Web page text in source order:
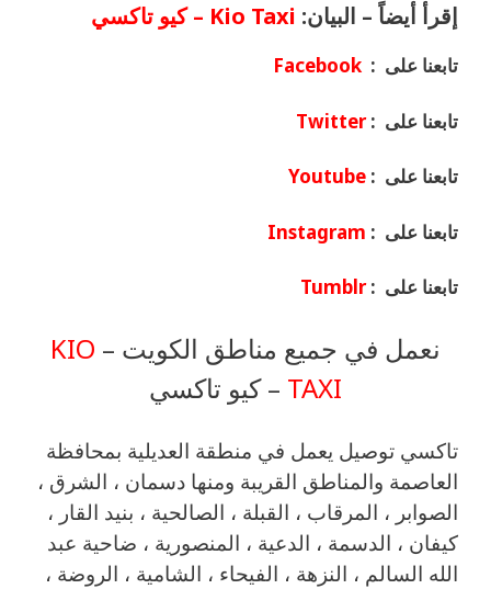
إقرأ أيضاً – البيان: Kio Taxi – كيو تاكسي
تابعنا على : Facebook
تابعنا على :Twitter
تابعنا على : Youtube
تابعنا على : Instagram
تابعنا على :Tumblr
نعمل في جميع مناطق الكويت – KIO
TAXI – كيو تاكسي
تاكسي توصيل يعمل في منطقة العديلية بمحافظة
العاصمة والمناطق القريبة ‎ومنها دسمان ، الشرق ،
الصوابر ، المرقاب ، القبلة ، الصالحية ، بنيد القار ،
كيفان ، الدسمة ، الدعية ، المنصورية ، ضاحية عبد
الله السالم ، النزهة ، الفيحاء ، الشامية ، الروضة ،